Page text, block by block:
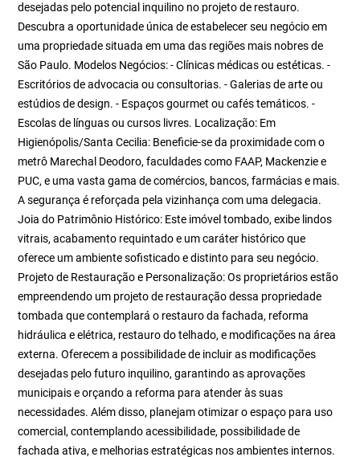
desejadas pelo potencial inquilino no projeto de restauro.
Descubra a oportunidade única de estabelecer seu negócio em
uma propriedade situada em uma das regiões mais nobres de
São Paulo. Modelos Negócios: - Clínicas médicas ou estéticas. -
Escritórios de advocacia ou consultorias. - Galerias de arte ou
estúdios de design. - Espaços gourmet ou cafés temáticos. -
Escolas de línguas ou cursos livres. Localização: Em
Higienópolis/Santa Cecilia: Beneficie-se da proximidade com o
metrô Marechal Deodoro, faculdades como FAAP, Mackenzie e
PUC, e uma vasta gama de comércios, bancos, farmácias e mais.
A segurança é reforçada pela vizinhança com uma delegacia.
Joia do Patrimônio Histórico: Este imóvel tombado, exibe lindos
vitrais, acabamento requintado e um caráter histórico que
oferece um ambiente sofisticado e distinto para seu negócio.
Projeto de Restauração e Personalização: Os proprietários estão
empreendendo um projeto de restauração dessa propriedade
tombada que contemplará o restauro da fachada, reforma
hidráulica e elétrica, restauro do telhado, e modificações na área
externa. Oferecem a possibilidade de incluir as modificações
desejadas pelo futuro inquilino, garantindo as aprovações
municipais e orçando a reforma para atender às suas
necessidades. Além disso, planejam otimizar o espaço para uso
comercial, contemplando acessibilidade, possibilidade de
fachada ativa, e melhorias estratégicas nos ambientes internos.